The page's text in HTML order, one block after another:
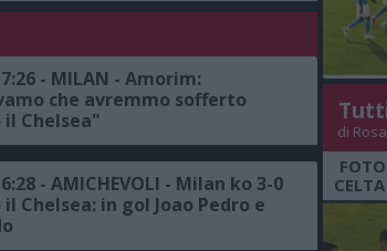
- MILAN - Amorim:
che avremmo sofferto
Chelsea"
- AMICHEVOLI - Milan ko 3-0
Chelsea: in gol Joao Pedro e
di